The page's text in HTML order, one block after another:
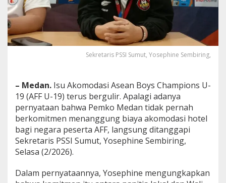
,
e
k
i
s
P
S
I
S
t
Sekretaris PSSI Sumut, Yosephine Sembiring,
– Medan. Isu Akomodasi Asean Boys Champions U-
19 (AFF U-19) terus bergulir. Apalagi adanya
pernyataan bahwa Pemko Medan tidak pernah
berkomitmen menanggung biaya akomodasi hotel
bagi negara peserta AFF, langsung ditanggapi
Sekretaris PSSI Sumut, Yosephine Sembiring,
Selasa (2/2026).
Dalam pernyataannya, Yosephine mengungkapkan